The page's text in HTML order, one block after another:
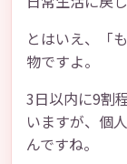
とはいえ、「
物ですよ。
3日以内に9割
いますが、個
んですね。